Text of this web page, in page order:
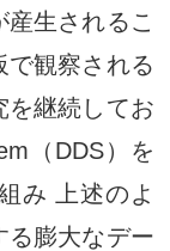
生されるこ
で観察される
を継続してお
（DDS）を
み 上述のよ
る膨大なデー